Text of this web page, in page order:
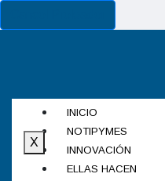
INICIO
NOTIPYMES
INNOVACIÓN
ELLAS HACEN
X